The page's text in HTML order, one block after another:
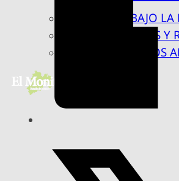
BAJO LA
RASTROS Y
VÍNCULOS